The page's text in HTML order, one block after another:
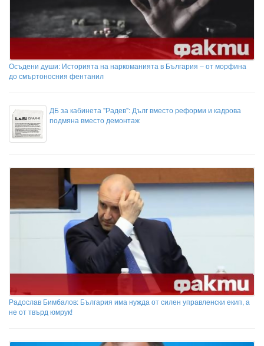
Осъдени души: Историята на наркоманията в България – от морфина
до смъртоносния фентанил
ДБ за кабинета "Радев": Дълг вместо реформи и кадрова
подмяна вместо демонтаж
Радослав Бимбалов: България има нужда от силен управленски екип, а
не от твърд юмрук!